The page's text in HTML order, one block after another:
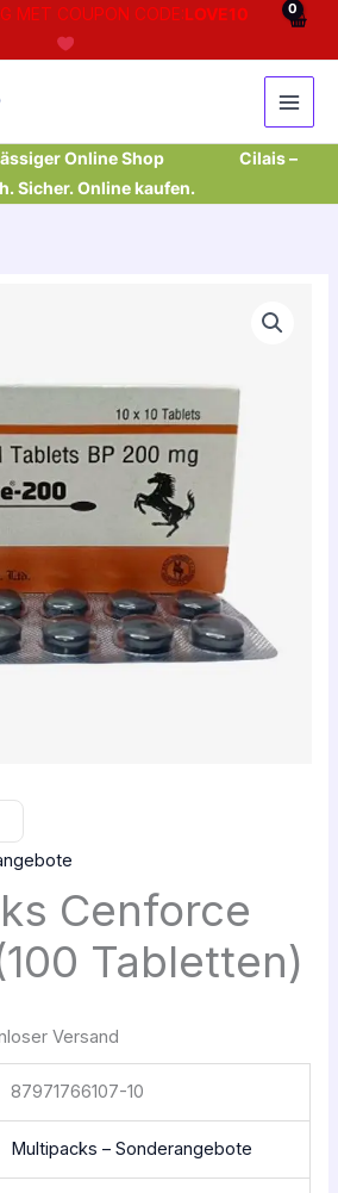
MET COUPON CODE:LOVE10
Online Shop Cilais –
Sicher. Online kaufen.
Cenforce
Tabletten)
Versand
87971766107-10
Multipacks – Sonderangebote